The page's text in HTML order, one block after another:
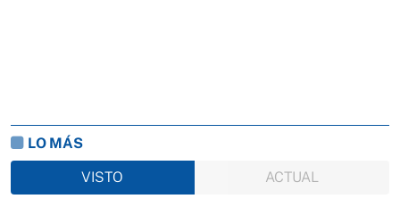
LO MÁS
VISTO
ACTUAL